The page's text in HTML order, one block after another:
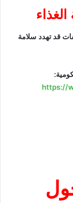
قد تهدد سلامة
https://